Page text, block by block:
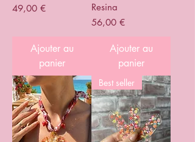
Prix
49,00 €
Ajouter au
panier
Resina
Prix
56,00 €
Ajouter au
panier
Best seller